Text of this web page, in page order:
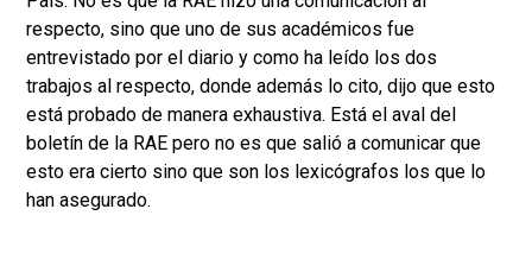
respecto, sino que uno de sus académicos fue
entrevistado por el diario y como ha leído los dos
trabajos al respecto, donde además lo cito, dijo que esto
está probado de manera exhaustiva. Está el aval del
boletín de la RAE pero no es que salió a comunicar que
esto era cierto sino que son los lexicógrafos los que lo
han asegurado.